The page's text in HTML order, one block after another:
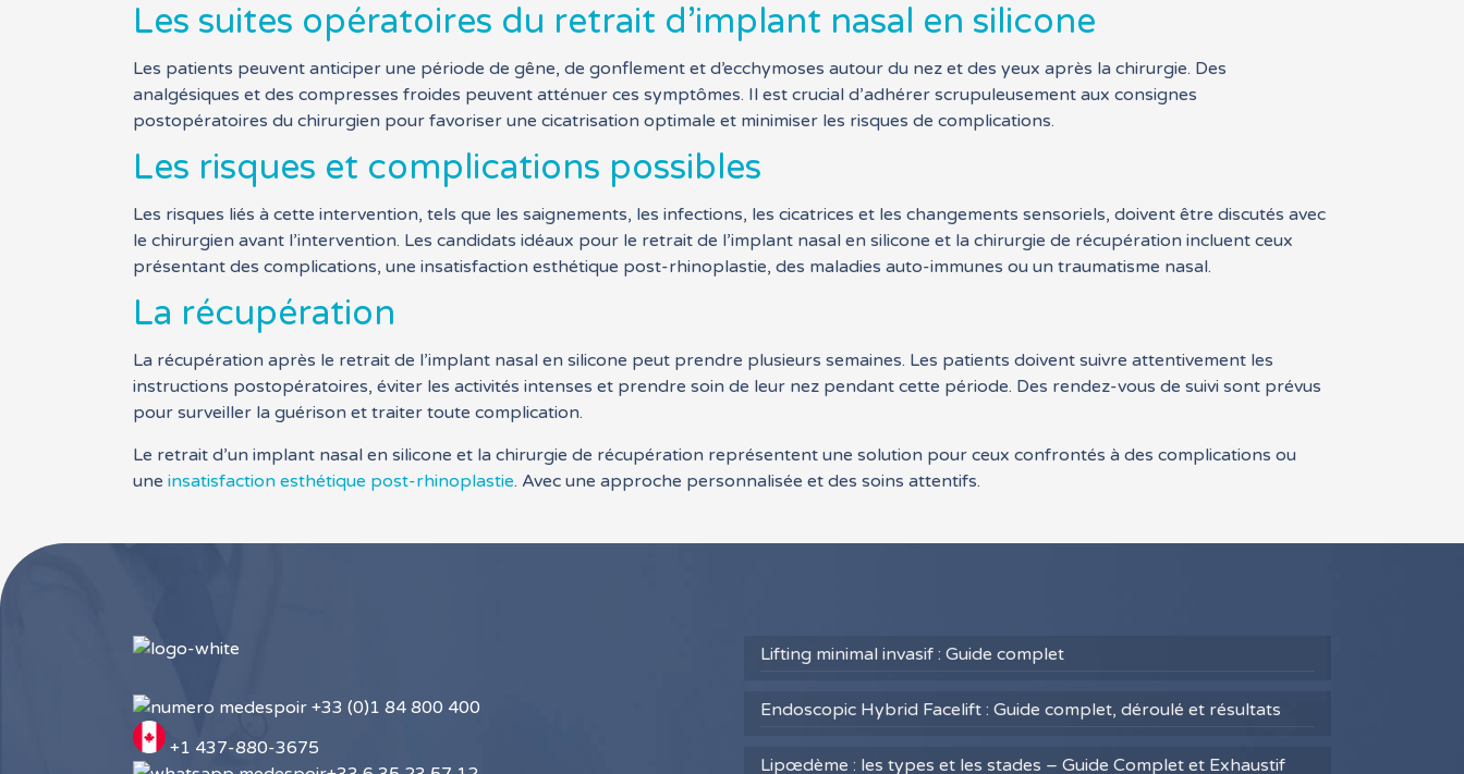
Les suites opératoires du retrait d’implant nasal en silicone
Les patients peuvent anticiper une période de gêne, de gonflement et d’ecchymoses autour du nez et des yeux après la chirurgie. Des
analgésiques et des compresses froides peuvent atténuer ces symptômes. Il est crucial d’adhérer scrupuleusement aux consignes
postopératoires du chirurgien pour favoriser une cicatrisation optimale et minimiser les risques de complications.
Les risques et complications possibles
Les risques liés à cette intervention, tels que les saignements, les infections, les cicatrices et les changements sensoriels, doivent être discutés avec
le chirurgien avant l’intervention. Les candidats idéaux pour le retrait de l’implant nasal en silicone et la chirurgie de récupération incluent ceux
présentant des complications, une insatisfaction esthétique post-rhinoplastie, des maladies auto-immunes ou un traumatisme nasal.
La récupération
La récupération après le retrait de l’implant nasal en silicone peut prendre plusieurs semaines. Les patients doivent suivre attentivement les
instructions postopératoires, éviter les activités intenses et prendre soin de leur nez pendant cette période. Des rendez-vous de suivi sont prévus
pour surveiller la guérison et traiter toute complication.
Le retrait d’un implant nasal en silicone et la chirurgie de récupération représentent une solution pour ceux confrontés à des complications ou
uneinsatisfaction esthétique post-rhinoplastie. Avec une approche personnalisée et des soins attentifs.
+33 (0)1 84 800 400
+1 437-880-3675
Lifting minimal invasif : Guide complet
Endoscopic Hybrid Facelift : Guide complet, déroulé et résultats
Lipœdème : les types et les stades – Guide Complet et Exhaustif